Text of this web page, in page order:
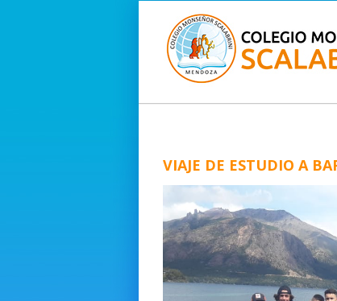
VIAJE DE ESTUDIO A